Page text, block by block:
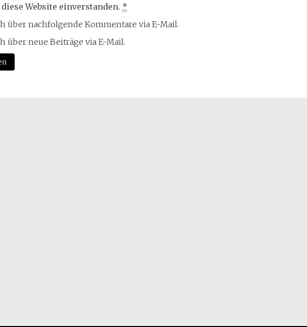
Website einverstanden. *
über nachfolgende Kommentare via E-Mail.
über neue Beiträge via E-Mail.